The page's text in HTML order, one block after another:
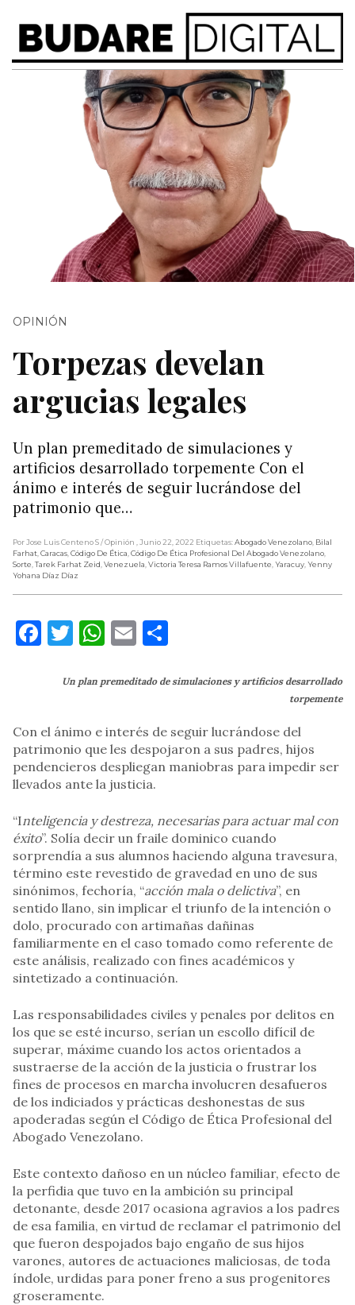
OPINIÓN
Torpezas develan
argucias legales
Un plan premeditado de simulaciones y
artificios desarrollado torpemente Con el
ánimo e interés de seguir lucrándose del
patrimonio que…
Por Jose Luis Centeno S/ Opinión , Junio 22, 2022 Etiquetas:Abogado Venezolano, Bilal
Farhat,Caracas,Código De Ética,Código De Ética Profesional Del Abogado Venezolano,
Sorte,Tarek Farhat Zeid,Venezuela,Victoria Teresa Ramos Villafuente,Yaracuy,Yenny
Yohana Díaz Díaz
Facebook
Twitter
WhatsApp
Email
Un plan premeditado de simulaciones y artificios desarrollado
torpemente
Con el ánimo e interés de seguir lucrándose del
patrimonio que les despojaron a sus padres, hijos
pendencieros despliegan maniobras para impedir ser
llevados ante la justicia.
“Inteligencia y destreza, necesarias para actuar mal con
éxito”. Solía decir un fraile dominico cuando
sorprendía a sus alumnos haciendo alguna travesura,
término este revestido de gravedad en uno de sus
sinónimos, fechoría, “acción mala o delictiva”, en
sentido llano, sin implicar el triunfo de la intención o
dolo, procurado con artimañas dañinas
familiarmente en el caso tomado como referente de
este análisis, realizado con fines académicos y
sintetizado a continuación.
Las responsabilidades civiles y penales por delitos en
los que se esté incurso, serían un escollo difícil de
superar, máxime cuando los actos orientados a
sustraerse de la acción de la justicia o frustrar los
fines de procesos en marcha involucren desafueros
de los indiciados y prácticas deshonestas de sus
apoderadas según el Código de Ética Profesional del
Abogado Venezolano.
Este contexto dañoso en un núcleo familiar, efecto de
la perfidia que tuvo en la ambición su principal
detonante, desde 2017 ocasiona agravios a los padres
de esa familia, en virtud de reclamar el patrimonio del
que fueron despojados bajo engaño de sus hijos
varones, autores de actuaciones maliciosas, de toda
índole, urdidas para poner freno a sus progenitores
groseramente.